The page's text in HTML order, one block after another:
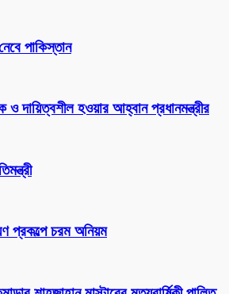
পাকিস্তান
দায়িত্বশীল হওয়ার আহ্বান প্রধানমন্ত্রীর
প্রকল্পে চরম অনিয়ম